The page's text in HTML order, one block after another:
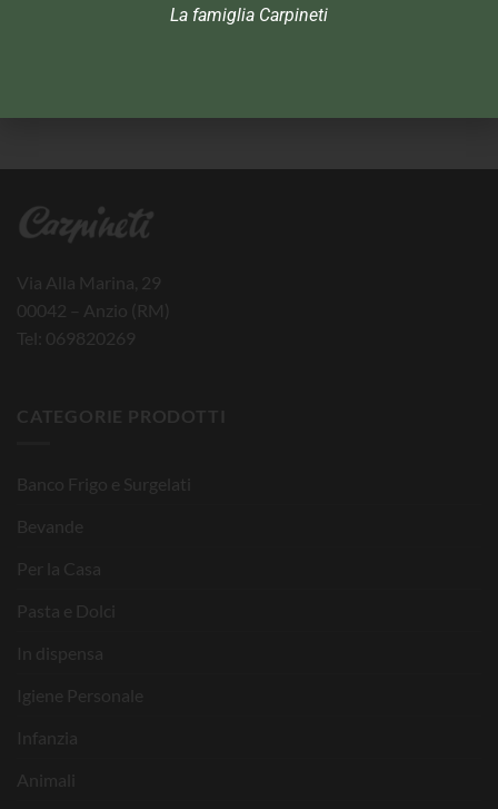
Via Alla Marina, 29
00042 – Anzio (RM)
Tel: 069820269
CATEGORIE PRODOTTI
Banco Frigo e Surgelati
Bevande
Per la Casa
Pasta e Dolci
In dispensa
Igiene Personale
Infanzia
Animali
La famiglia Carpineti